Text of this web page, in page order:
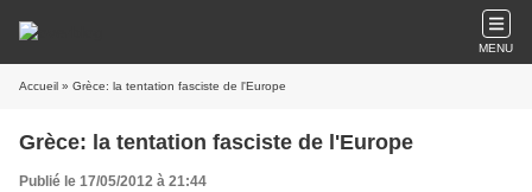
MENU
Accueil » Grèce: la tentation fasciste de l'Europe
Grèce: la tentation fasciste de l'Europe
Publié le 17/05/2012 à 21:44